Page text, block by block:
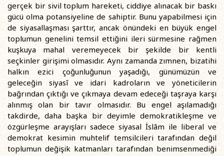
gerçek bir sivil toplum hareketi, ciddiye alınacak bir baskı
gücü olma potansiyeline de sahiptir. Bunu yapabilmesi için
de siyasallaşması şarttır, ancak önündeki en büyük engel
toplumun genelini temsil ettiğini ileri sürmesine rağmen
kuşkuya mahal veremeyecek bir şekilde bir kentli
seçkinler girişimi olmasıdır. Aynı zamanda zımnen, bizatihi
halkın ezici çoğunluğunun yaşadığı, günümüzün ve
geleceğin siyasî ve idari kadroların ve yöneticilerin
bağrından çıktığı ve çıkmaya devam edeceği taşraya karşı
alınmış olan bir tavır olmasıdır. Bu engel aşılamadığı
takdirde, daha başka bir deyimle demokratikleşme ve
özgürleşme arayışları sadece siyasal İslâm ile liberal ve
demokrat kesimin muhtelif temsilcileri tarafından değil
toplumun değişik katmanları tarafından benimsenmediği